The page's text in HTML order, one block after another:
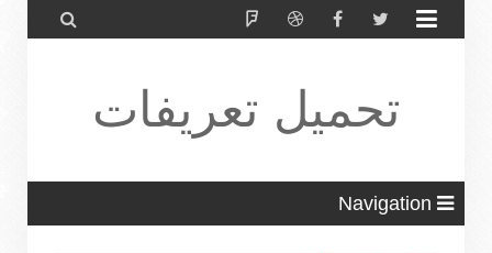


تحميل تعريفات
طابعة ولاب